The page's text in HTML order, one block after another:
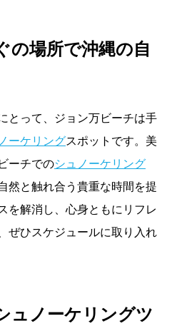
の場所で沖縄の自
とって、ジョン万ビーチは手
ーケリングスポットです。美
ーチでのシュノーケリング
然と触れ合う貴重な時間を提
を解消し、心身ともにリフレ
ぜひスケジュールに取り入れ
ュノーケリングツ